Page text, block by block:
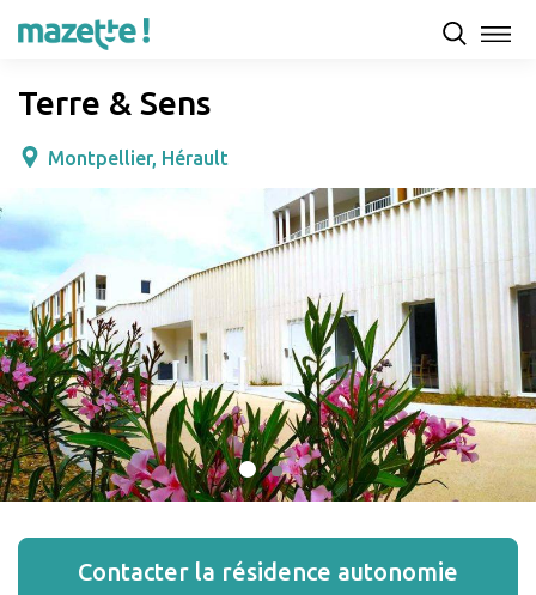
Terre & Sens
Montpellier, Hérault
Contacter la résidence autonomie